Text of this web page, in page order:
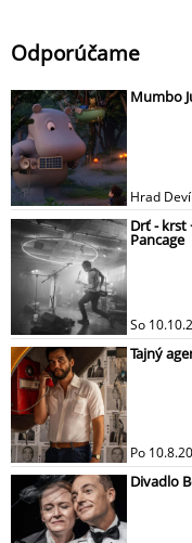
Odporúčame
Mumbo
Hrad
Drť - krst
Pancage
So
Tajný
Po
Divadlo